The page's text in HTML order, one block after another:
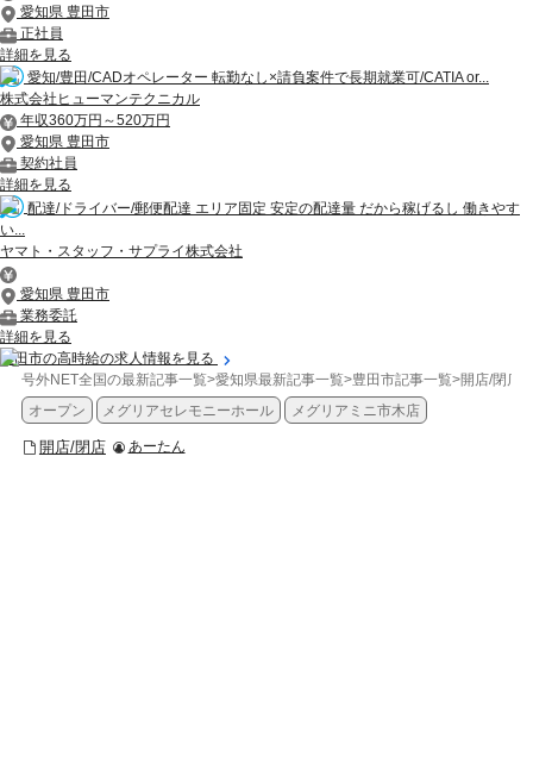
愛知県 豊田市
正社員
詳細を見る
愛知/豊田/CADオペレーター 転勤なし×請負案件で長期就業可/CATIA or...
株式会社ヒューマンテクニカル
年収360万円～520万円
愛知県 豊田市
契約社員
詳細を見る
配達/ドライバー/郵便配達 エリア固定 安定の配達量 だから稼げるし 働きやす
い...
ヤマト・スタッフ・サプライ株式会社
愛知県 豊田市
業務委託
詳細を見る
豊田市の高時給の求人情報を見る
号外NET全国の最新記事一覧>愛知県最新記事一覧>豊田市記事一覧>開店/閉店
オープン
メグリアセレモニーホール メグリアミニ市木店
開店/閉店 あーたん